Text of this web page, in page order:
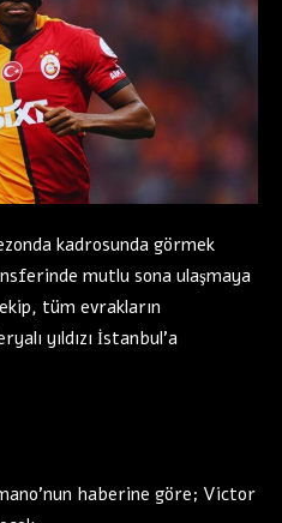
kadrosunda görmek
mutlu sona ulaşmaya
ekip, tüm evrakların
yıldızı İstanbul’a
haberine göre; Victor